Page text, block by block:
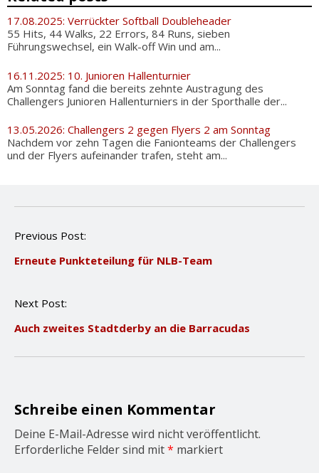
17.08.2025: Verrückter Softball Doubleheader
55 Hits, 44 Walks, 22 Errors, 84 Runs, sieben
Führungswechsel, ein Walk-off Win und am...
16.11.2025: 10. Junioren Hallenturnier
Am Sonntag fand die bereits zehnte Austragung des
Challengers Junioren Hallenturniers in der Sporthalle der...
13.05.2026: Challengers 2 gegen Flyers 2 am Sonntag
Nachdem vor zehn Tagen die Fanionteams der Challengers
und der Flyers aufeinander trafen, steht am...
P
s
a
i
o
n
Previous Post:
Erneute Punkteteilung für NLB-Team
Next Post:
Auch zweites Stadtderby an die Barracudas
Schreibe einen Kommentar
Deine E-Mail-Adresse wird nicht veröffentlicht.
Erforderliche Felder sind mit* markiert